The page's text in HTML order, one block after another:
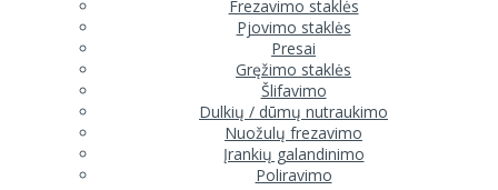
Frezavimo staklės
Pjovimo staklės
Presai
Gręžimo staklės
Šlifavimo
Dulkių / dūmų nutraukimo
Nuožulų frezavimo
Įrankių galandinimo
Poliravimo